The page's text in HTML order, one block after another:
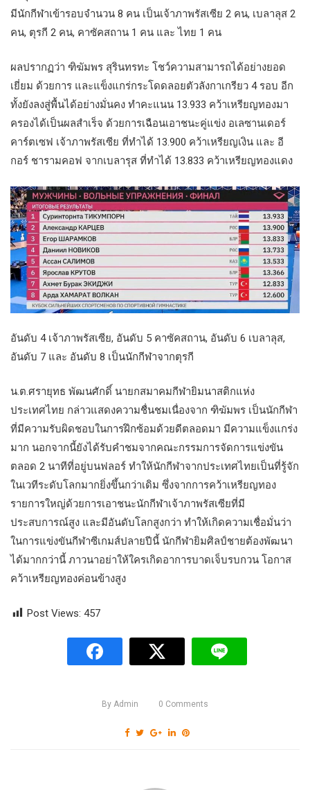
มีนักกีฬาเข้ารอบจำนวน 8 คน เป็นเจ้าภาพรัสเซีย 2 คน, เบลาลุส 2
คน, ตุรกี 2 คน, คาซัคสถาน 1 คน และ ไทย 1 คน
ผลปรากฏว่า ฑิฆัมพร สุรินทรทะ โชว์ความสามารถได้อย่างยอด
เยี่ยม ด้วยการ และแข็งแกร่กระโดดลอยตัวลังกาเกรียว 4 รอบ อีก
ทั้งยังลงสู่พื้นได้อย่างมั่นคง ทำคะแนน 13.933 คว้าเหรียญทองมา
ครองได้เป็นผลสำเร็จ ด้วยการเฉือนเอาชนะคู่แข่ง อเลซานเดอร์
คาร์ตเซฟ เจ้าภาพรัสเซีย ที่ทำได้ 13.900 คว้าเหรียญเงิน และ อี
กอร์ ชารามคอฟ จากเบลารุส ที่ทำได้ 13.833 คว้าเหรียญทองแดง
อันดับ 4 เจ้าภาพรัสเซีย, อันดับ 5 คาซัคสถาน, อันดับ 6 เบลาลุส,
อันดับ 7 และ อันดับ 8 เป็นนักกีฬาจากตุรกี
น.ต.ศรายุทธ พัฒนศักดิ์ นายกสมาคมกีฬายิมนาสติกแห่ง
ประเทศไทย กล่าวแสดงความชื่นชมเนื่องจาก ฑิฆัมพร เป็นนักกีฬา
ที่มีความรับผิดชอบในการฝึกซ้อมด้วยดีตลอดมา มีความแข็งแกร่ง
มาก นอกจากนี้ยังได้รับคำชมจากคณะกรรมการจัดการแข่งขัน
ตลอด 2 นาทีที่อยู่บนฟลอร์ ทำให้นักกีฬาจากประเทศไทยเป็นที่รู้จัก
ในเวทีระดับโลกมากยิ่งขึ้นกว่าเดิม ซึ่งจากการคว้าเหรียญทอง
รายการใหญ่ด้วยการเอาชนะนักกีฬาเจ้าภาพรัสเซียที่มี
ประสบการณ์สูง และมีอันดับโลกสูงกว่า ทำให้เกิดความเชื่อมั่นว่า
ในการแข่งขันกีฬาซีเกมส์ปลายปีนี้ นักกีฬายิมศิลป์ชายต้องพัฒนา
ได้มากกว่านี้ ภาวนาอย่าให้ใครเกิดอาการบาดเจ็บรบกวน โอกาส
คว้าเหรียญทองค่อนข้างสูง
Post Views: 457
By Admin 0 Comments